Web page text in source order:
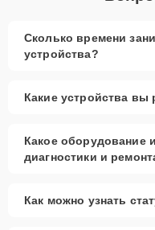
Сколько времени
устройства?
Какие устройства вы
Какое оборудование
диагностики и
Как можно узнать